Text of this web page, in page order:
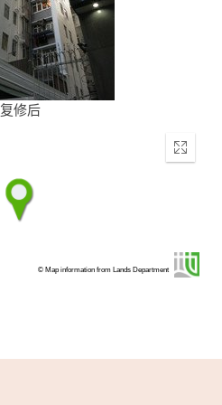
复修后
Enter
© Map information from Lands Department